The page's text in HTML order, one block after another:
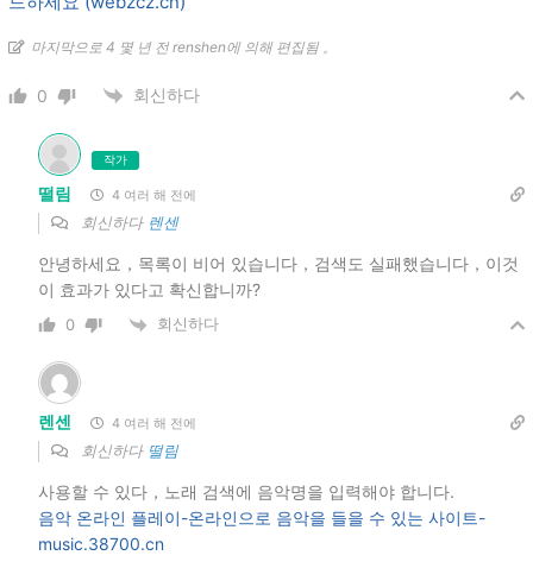
마지막으로 4 몇 년 전 renshen에 의해 편집됨 。
0 회신하다
작가
떨림 4 여러 해 전에
회신하다 렌센
안녕하세요，목록이 비어 있습니다，검색도 실패했습니다，이것
이 효과가 있다고 확신합니까?
0 회신하다
렌센 4 여러 해 전에
회신하다 떨림
사용할 수 있다，노래 검색에 음악명을 입력해야 합니다.
음악 온라인 플레이-온라인으로 음악을 들을 수 있는 사이트-
music.38700.cn